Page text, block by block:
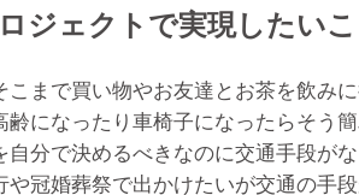
ジェクトで実現したいこ
こまで買い物やお友達とお茶を飲み
齢になったり車椅子になったらそう
自分で決めるべきなのに交通手段が
や冠婚葬祭で出かけたいが交通の手